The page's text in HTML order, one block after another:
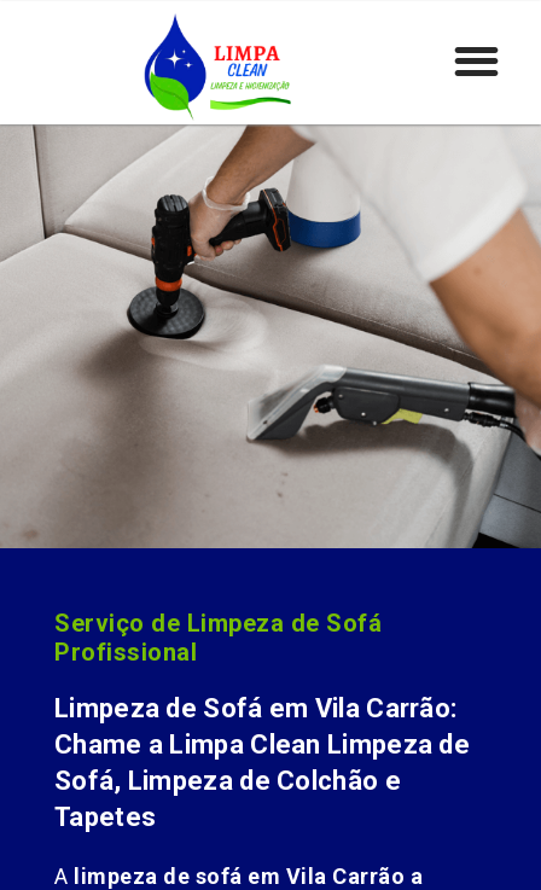
Serviço de Limpeza de Sofá
Profissional
Limpeza de Sofá em Vila Carrão:
Chame a Limpa Clean Limpeza de
Sofá, Limpeza de Colchão e
Tapetes
A limpeza de sofá em Vila Carrão a